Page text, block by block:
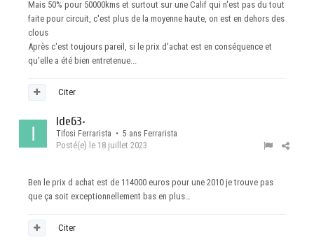
Mais 50% pour 50000kms et surtout sur une Calif qui n'est pas du tout
faite pour circuit, c'est plus de la moyenne haute, on est en dehors des
clous
Après c'est toujours pareil, si le prix d'achat est en conséquence et
qu'elle a été bien entretenue...
Citer
Ide63•
Tifosi Ferrarista • 5 ans Ferrarista
Posté(e) le 18 juillet 2023
Ben le prix d achat est de 114000 euros pour une 2010 je trouve pas
que ça soit exceptionnellement bas en plus…
Citer